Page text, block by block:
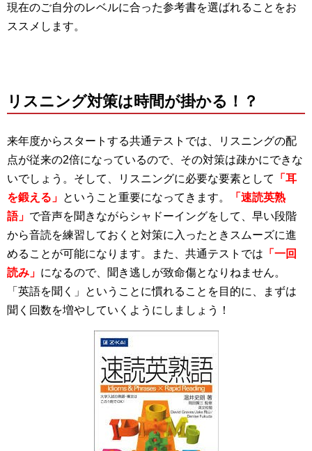
現在のご自分のレベルに合った参考書を選ばれることをお
ススメします。
リスニング対策は時間が掛かる！？
来年度からスタートする共通テストでは、リスニングの配
点が従来の2倍になっているので、その対策は疎かにできな
いでしょう。そして、リスニングに必要な要素として
「耳
を鍛える」 ということ重要になってきます。
「速読英熟
語」 で音声を聞きながらシャドーイングをして、早い段階
から音読を練習しておくと対策に入ったときスムーズに進
めることが可能になります。また、共通テストでは 「一回
読み」 になるので、聞き逃しが致命傷となりねません。
「英語を聞く」ということに慣れることを目的に、まずは
聞く回数を増やしていくようにしましょう！